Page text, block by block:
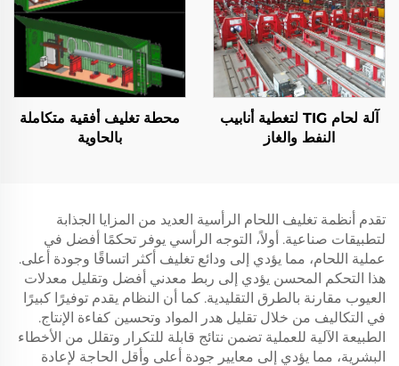
آلة لحام TIG لتغطية أنابيب
النفط والغاز
محطة تغليف أفقية متكاملة
بالحاوية
تقدم أنظمة تغليف اللحام الرأسية العديد من المزايا الجذابة
لتطبيقات صناعية. أولاً، التوجه الرأسي يوفر تحكمًا أفضل في
عملية اللحام، مما يؤدي إلى ودائع تغليف أكثر اتساقًا وجودة أعلى.
هذا التحكم المحسن يؤدي إلى ربط معدني أفضل وتقليل معدلات
العيوب مقارنة بالطرق التقليدية. كما أن النظام يقدم توفيرًا كبيرًا
في التكاليف من خلال تقليل هدر المواد وتحسين كفاءة الإنتاج.
الطبيعة الآلية للعملية تضمن نتائج قابلة للتكرار وتقلل من الأخطاء
البشرية، مما يؤدي إلى معايير جودة أعلى وأقل الحاجة لإعادة